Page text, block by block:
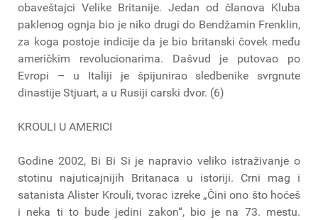
obaveštajci Velike Britanije. Jedan od članova Kluba
paklenog ognja bio je niko drugi do Bendžamin Frenklin,
za koga postoje indicije da je bio britanski čovek među
američkim revolucionarima. Dašvud je putovao po
Evropi – u Italiji je špijunirao sledbenike svrgnute
dinastije Stjuart, a u Rusiji carski dvor. (6)
KROULI U AMERICI
Godine 2002, Bi Bi Si je napravio veliko istraživanje o
stotinu najuticajnijih Britanaca u istoriji. Crni mag i
satanista Alister Krouli, tvorac izreke „Čini ono što hoćeš
i neka ti to bude jedini zakon“, bio je na 73. mestu.